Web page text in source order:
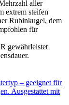
aller
extrem steifen
Rubinkugel, dem
für
gewährleistet
– geeignet für
Ausgestattet mit